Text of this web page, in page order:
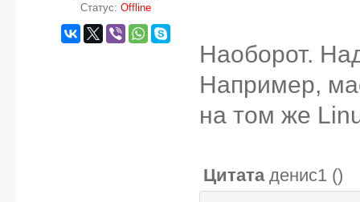
Статус: Offline
Наоборот.
Например,
на том же
Цитата денис1 ()